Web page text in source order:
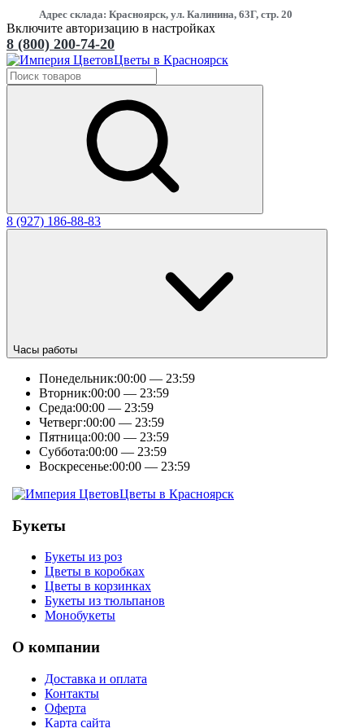
Адрес склада: Красноярск, ул. Калинина, 63Г, стр. 20
Включите авторизацию в настройках
8 (800) 200-74-20
Цветы в Красноярск
8 (927) 186-88-83
Часы работы
Понедельник:00:00 — 23:59
Вторник:00:00 — 23:59
Среда:00:00 — 23:59
Четверг:00:00 — 23:59
Пятница:00:00 — 23:59
Суббота:00:00 — 23:59
Воскресенье:00:00 — 23:59
Цветы в Красноярск
Букеты
Букеты из роз
Цветы в коробках
Цветы в корзинках
Букеты из тюльпанов
Монобукеты
О компании
Доставка и оплата
Контакты
Оферта
Карта сайта